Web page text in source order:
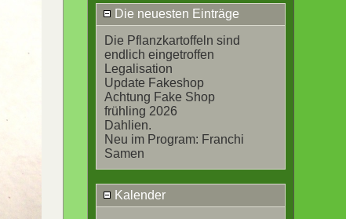
Die neuesten Einträge
Die Pflanzkartoffeln sind
endlich eingetroffen
Legalisation
Update Fakeshop
Achtung Fake Shop
frühling 2026
Dahlien.
Neu im Program: Franchi
Samen
Kalender